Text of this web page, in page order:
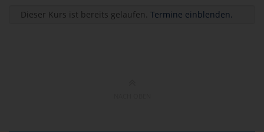
Dieser Kurs ist bereits gelaufen. Termine einblenden.